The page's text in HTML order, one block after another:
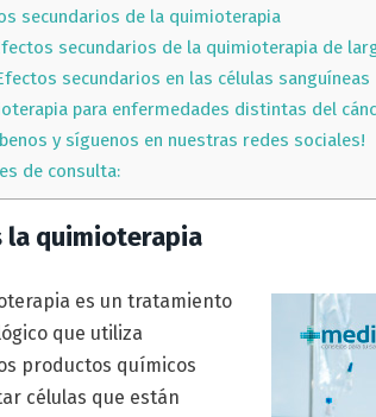
secundarios de la quimioterapia
secundarios de la quimioterapia de
secundarios en las células sanguíneas
para enfermedades distintas del
y síguenos en nuestras redes sociales!
de consulta:
la quimioterapia
es un tratamiento
que utiliza
productos químicos
células que están